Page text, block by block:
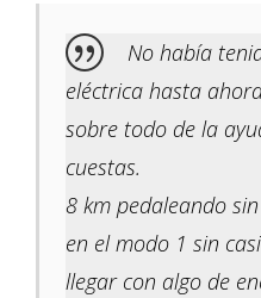
No había
eléctrica hasta
sobre todo de la
cuestas.
8 km pedaleando
en el modo 1 sin
llegar con algo de